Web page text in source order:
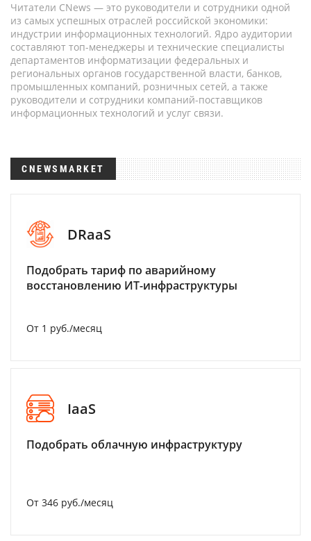
Читатели CNews — это руководители и сотрудники одной
из самых успешных отраслей российской экономики:
индустрии информационных технологий. Ядро аудитории
составляют топ-менеджеры и технические специалисты
департаментов информатизации федеральных и
региональных органов государственной власти, банков,
промышленных компаний, розничных сетей, а также
руководители и сотрудники компаний-поставщиков
информационных технологий и услуг связи.
CNEWSMARKET
DRaaS
Подобрать тариф по аварийному
восстановлению ИТ-инфраструктуры
От 1 руб./месяц
IaaS
Подобрать облачную инфраструктуру
От 346 руб./месяц